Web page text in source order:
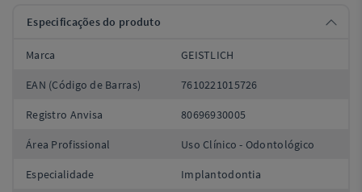
Especificações do produto
Marca GEISTLICH
EAN (Código de Barras) 7610221015726
Registro Anvisa 80696930005
Área Profissional Uso Clínico - Odontológico
Especialidade Implantodontia